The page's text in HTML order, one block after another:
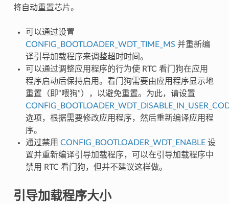
将自动重置芯片。
可以通过设置
CONFIG_BOOTLOADER_WDT_TIME_MS 并重新编
译引导加载程序来调整超时时间。
可以通过调整应用程序的行为使 RTC 看门狗在应用
程序启动后保持启用。看门狗需要由应用程序显示地
重置（即“喂狗”），以避免重置。为此，请设置
选项，根据需要修改应用程序，然后重新编译应用程
序。
通过禁用 CONFIG_BOOTLOADER_WDT_ENABLE设
置并重新编译引导加载程序，可以在引导加载程序中
禁用 RTC 看门狗，但并不建议这样做。
引导加载程序大小